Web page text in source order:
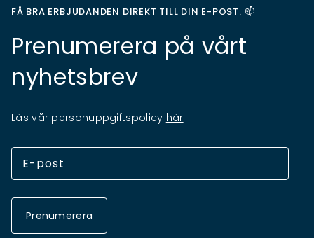
FÅ BRA ERBJUDANDEN DIREKT TILL DIN E-POST. 📫
Prenumerera på vårt
nyhetsbrev
Läs vår personuppgiftspolicy här
Prenumerera